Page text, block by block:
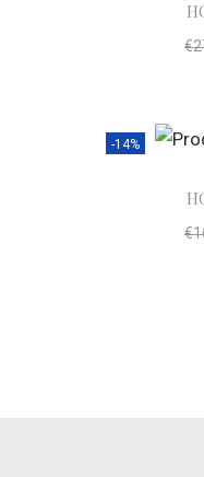
€
-14%
€